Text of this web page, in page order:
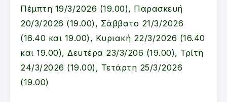
Πέμπτη 19/3/2026 (19.00), Παρασκευή
20/3/2026 (19.00), Σάββατο 21/3/2026
(16.40 και 19.00), Κυριακή 22/3/2026 (16.40
και 19.00), Δευτέρα 23/3/206 (19.00), Τρίτη
24/3/2026 (19.00), Τετάρτη 25/3/2026
(19.00)